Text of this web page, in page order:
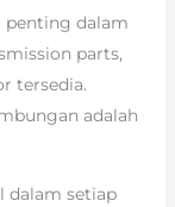
penting dalam
parts,
tersedia.
adalah
dalam setiap